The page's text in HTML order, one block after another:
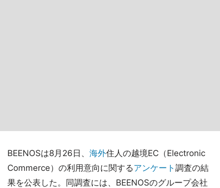
BEENOSは8月26日、 海外住人の越境EC（Electronic
Commerce）の利用意向に関するアンケート 調査の結
果を公表した。同調査には、BEENOSのグループ会社